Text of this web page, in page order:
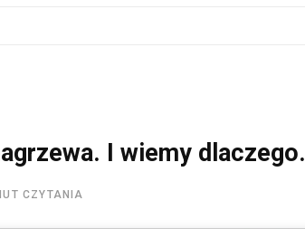
I wiemy dlaczego.
CZYTANIA